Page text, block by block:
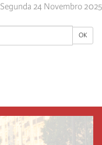
OK
Segunda 24 Novembro 2025